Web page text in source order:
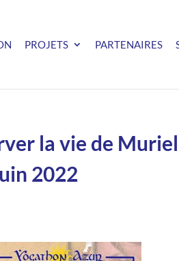
PROJETS PARTENAIRES
la vie de Muriel
2022